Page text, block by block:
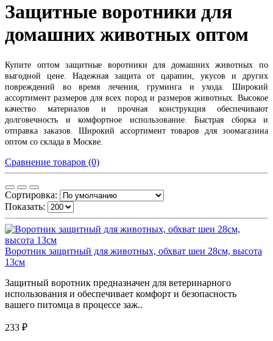
Защитные воротники для
домашних животных оптом
Купите оптом защитные воротники для домашних животных по
выгодной цене. Надежная защита от царапин, укусов и других
повреждений во время лечения, груминга и ухода. Широкий
ассортимент размеров для всех пород и размеров животных. Высокое
качество материалов и прочная конструкция обеспечивают
долговечность и комфортное использование. Быстрая сборка и
отправка заказов. Широкий ассортимент товаров для зоомагазина
оптом со склада в Москве.
Сравнение товаров (0)
Сортировка:
Показать:
Воротник защитный для животных, обхват шеи 28см, высота
13см
Защитный воротник предназначен для ветеринарного
использования и обеспечивает комфорт и безопасность
вашего питомца в процессе заж..
233 ₽